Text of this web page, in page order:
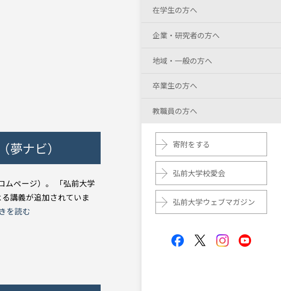
ナビ）
ムページ）。 「弘前大学
講義が追加されていま
を読む
在学生の方へ
企業・研究者の方へ
地域・一般の方へ
卒業生の方へ
教職員の方へ
寄附をする
弘前大学校愛会
弘前大学ウェブマガジン